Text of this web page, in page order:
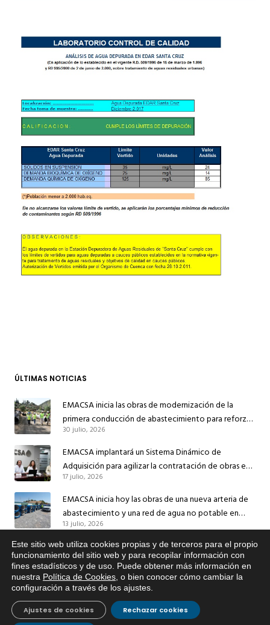
ÚLTIMAS NOTICIAS
EMACSA inicia las obras de modernización de la
primera conducción de abastecimiento para reforzar
el suministro de agua de Córdoba
30 julio, 2026
EMACSA implantará un Sistema Dinámico de
Adquisición para agilizar la contratación de obras en
sus redes e instalaciones
17 julio, 2026
EMACSA inicia hoy las obras de una nueva arteria de
abastecimiento y una red de agua no potable en
Ingeniero Ruiz de Azúa
13 julio, 2026
Caracterización ZA Córdoba Red Quemadas- 1ª Sem
2026
9 julio, 2026
Caracterización ZA Córdoba Red Carrera Caballo-1º
Sem 2026
9 julio, 2026
Este sitio web utiliza cookies propias y de terceros para el propio
funcionamiento del sitio web y para recopilar información con
fines estadísticos y de uso. Puede obtener más información en
nuestra Política de Cookies , o bien conocer cómo cambiar la
configuración a través de los ajustes
Rechazar cookies
Ajustes de cookies
Si tiene cualquier duda sobre
EMACSA, haga click abajo.